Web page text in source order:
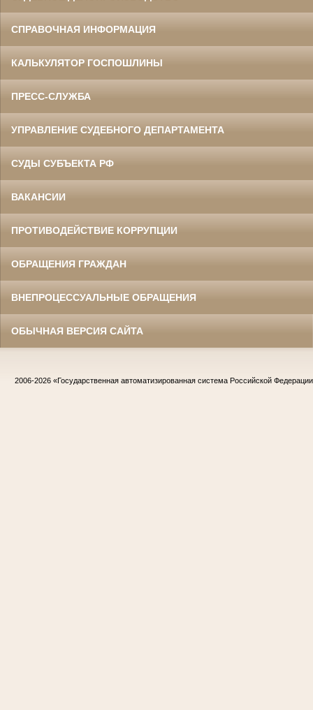
СПРАВОЧНАЯ ИНФОРМАЦИЯ
КАЛЬКУЛЯТОР ГОСПОШЛИНЫ
ПРЕСС-СЛУЖБА
УПРАВЛЕНИЕ СУДЕБНОГО ДЕПАРТАМЕНТА
СУДЫ СУБЪЕКТА РФ
ВАКАНСИИ
ПРОТИВОДЕЙСТВИЕ КОРРУПЦИИ
ОБРАЩЕНИЯ ГРАЖДАН
ВНЕПРОЦЕССУАЛЬНЫЕ ОБРАЩЕНИЯ
ОБЫЧНАЯ ВЕРСИЯ САЙТА
2006-2026 «Государственная автоматизированная система Российской